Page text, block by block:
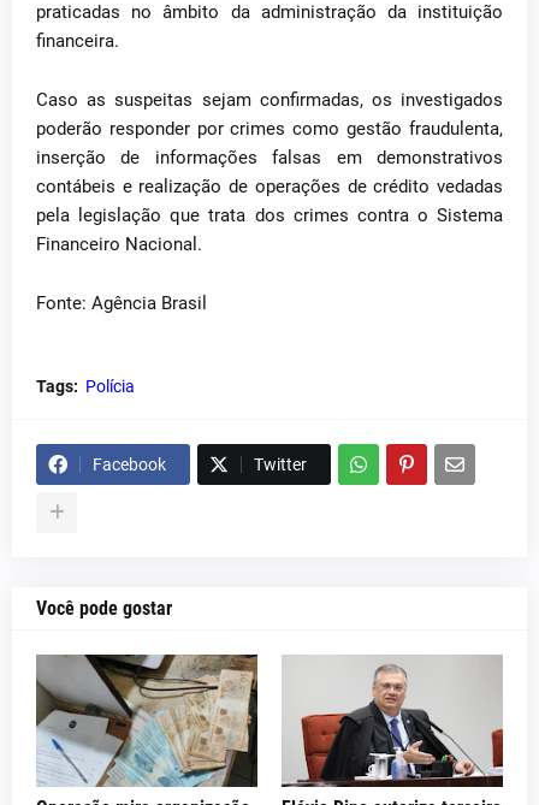
praticadas no âmbito da administração da instituição
financeira.
Caso as suspeitas sejam confirmadas, os investigados
poderão responder por crimes como gestão fraudulenta,
inserção de informações falsas em demonstrativos
contábeis e realização de operações de crédito vedadas
pela legislação que trata dos crimes contra o Sistema
Financeiro Nacional.
Fonte: Agência Brasil
Tags: Polícia
Facebook Twitter
Você pode gostar